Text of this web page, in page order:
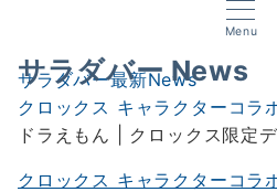
Menu
サラダバー News
サラダバー最新News
クロックス キャラクターコラ
ドラえもん | クロックス限定
クロックス キャラクターコラ